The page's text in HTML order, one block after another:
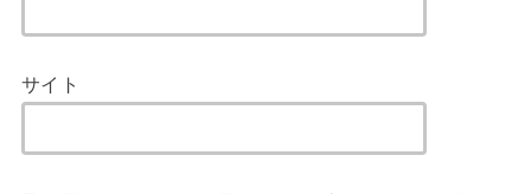
サイト